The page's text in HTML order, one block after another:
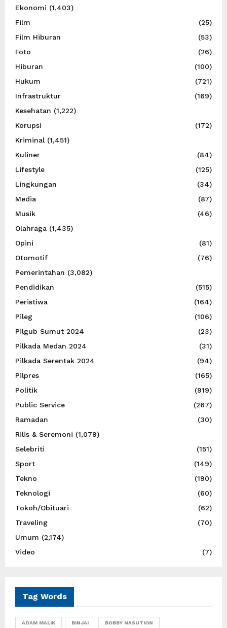
Ekonomi (1,403)
Film
(25)
Film Hiburan
(53)
Foto
(26)
Hiburan
(100)
Hukum
(721)
Infrastruktur
(169)
Kesehatan (1,222)
Korupsi
(172)
Kriminal (1,451)
Kuliner
(84)
Lifestyle
(125)
Lingkungan
(34)
Media
(87)
Musik
(46)
Olahraga (1,435)
Opini
(81)
Otomotif
(76)
Pemerintahan (3,082)
Pendidikan
(515)
Peristiwa
(164)
Pileg
(106)
Pilgub Sumut 2024
(23)
Pilkada Medan 2024
(31)
Pilkada Serentak 2024
(94)
Pilpres
(165)
Politik
(919)
Public Service
(267)
Ramadan
(30)
Rilis & Seremoni (1,079)
Selebriti
(151)
Sport
(149)
Tekno
(190)
Teknologi
(60)
Tokoh/Obituari
(62)
Traveling
(70)
Umum (2,174)
Video
(7)
Tag Words
ADAM MALIK BINJAI BOBBY NASUTION